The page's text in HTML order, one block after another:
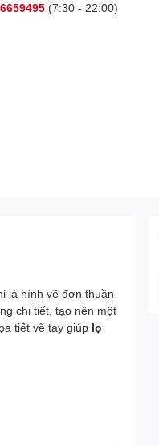
(7:30 - 22:00)
là hình vẽ đơn thuần
chi tiết, tạo nên một
tiết vẽ tay giúp lọ